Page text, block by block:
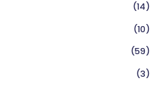
(14)
(10)
(59)
(3)